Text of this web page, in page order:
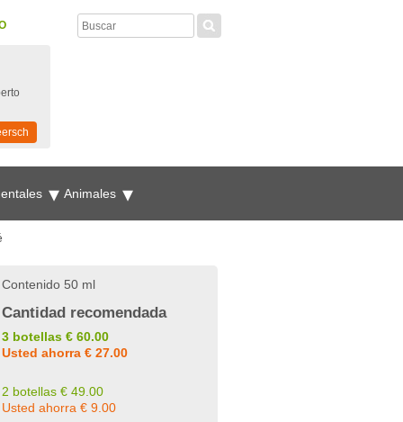
Animales
Contenido 50 ml
Cantidad recomendada
3 botellas € 60.00
Usted ahorra € 27.00
2 botellas € 49.00
Usted ahorra € 9.00